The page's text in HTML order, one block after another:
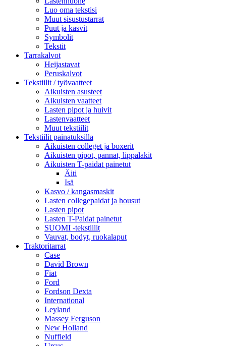
Luo oma tekstisi
Muut sisustustarrat
Puut ja kasvit
Symbolit
Tekstit
Tarrakalvot
Heijastavat
Peruskalvot
Tekstiilit / työvaatteet
Aikuisten asusteet
Aikuisten vaatteet
Lasten pipot ja huivit
Lastenvaatteet
Muut tekstiilit
Tekstiilit painatuksilla
Aikuisten colleget ja boxerit
Aikuisten pipot, pannat, lippalakit
Aikuisten T-paidat painetut
Äiti
Isä
Kasvo / kangasmaskit
Lasten collegepaidat ja housut
Lasten pipot
Lasten T-Paidat painetut
SUOMI -tekstiilit
Vauvat, bodyt, ruokalaput
Traktoritarrat
Case
David Brown
Fiat
Ford
Fordson Dexta
International
Leyland
Massey Ferguson
New Holland
Nuffield